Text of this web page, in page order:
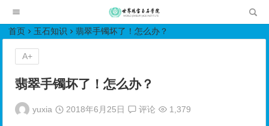
首页 玉石知识 翡翠手镯坏了！怎么办？
翡翠手镯坏了！怎么办？
yuxia 2018年6月25日 评论 1,379
A+